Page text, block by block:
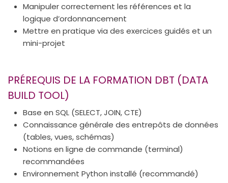
Manipuler correctement les références et la
logique d’ordonnancement
Mettre en pratique via des exercices guidés et un
mini-projet
PRÉREQUIS DE LA FORMATION DBT (DATA
BUILD TOOL)
Base en SQL (SELECT, JOIN, CTE)
Connaissance générale des entrepôts de données
(tables, vues, schémas)
Notions en ligne de commande (terminal)
recommandées
Environnement Python installé (recommandé)